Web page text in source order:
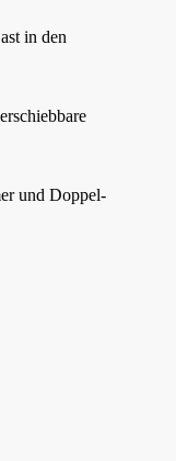
in den
und Doppel-